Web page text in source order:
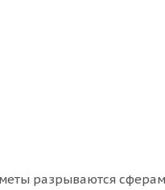
разрываются